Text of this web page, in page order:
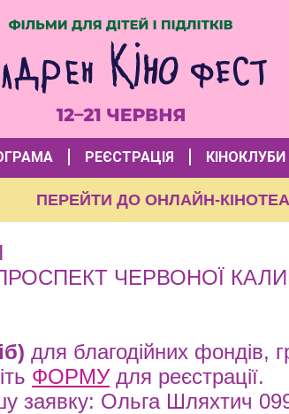
РЕЄСТРАЦІЯ КІНОКЛУБИ
ПЕРЕЙТИ ДО ОНЛАЙН-
ЧЕРВОНОЇ
для благодійних фондів,
ФОРМУдля реєстрації.
заявку: Ольга Шляхтич